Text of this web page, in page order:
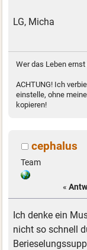
LG, Micha
Wer das Leben
ACHTUNG! Ich
einstelle, ohne
kopieren!
cephalus
Team
«
Ich denke ein
nicht so schnell